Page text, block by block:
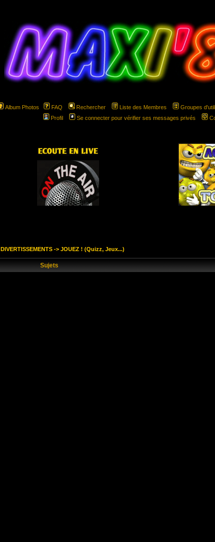
Album Photos FAQ Rechercher Liste des Membres Groupes
Profil
Se connecter pour vérifier ses messages privés
DIVERTISSEMENTS -> JOUEZ ! (Quizz, Jeux...)
Sujets